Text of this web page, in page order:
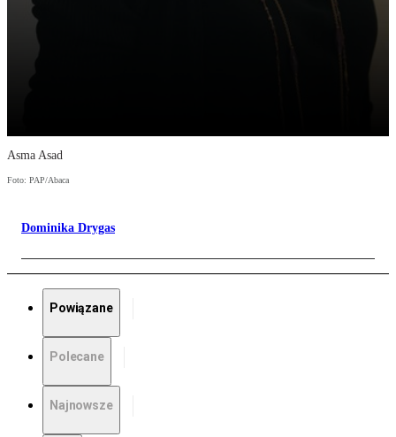
Asma Asad
Foto: PAP/Abaca
Dominika Drygas
Powiązane
Polecane
Najnowsze